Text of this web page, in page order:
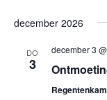
december 2026
DO
3
december 3